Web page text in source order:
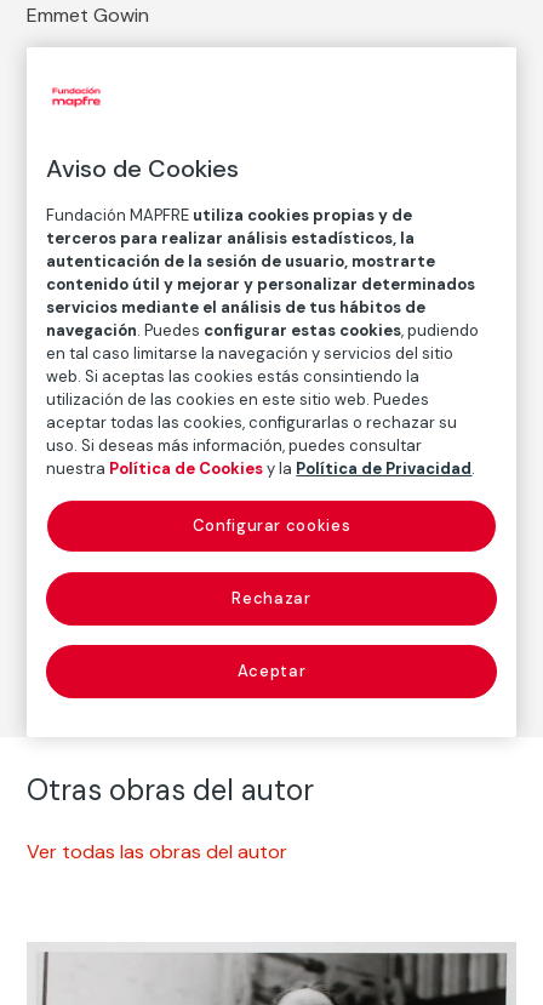
Emmet Gowin
Impresión digital con tintas sobre papel de algodón
Medidas mancha: 29,5 × 44,5 cm
Inventario
FM002450
Fecha
2012
Inscripción/Leyenda
8/14
Autor
Nacimiento: Virginia, 1941
Fotografía
Serie:Andalucía (2012)(Emmet Gowin)
Otras obras del autor
Ver todas las obras del autor
Aviso de Cookies
Fundación MAPFRE utiliza cookies propias y de
terceros para realizar análisis estadísticos, la
autenticación de la sesión de usuario, mostrarte
contenido útil y mejorar y personalizar determinados
servicios mediante el análisis de tus hábitos de
navegación. Puedes configurar estas cookies, pudiendo
en tal caso limitarse la navegación y servicios del sitio
web. Si aceptas las cookies estás consintiendo la
utilización de las cookies en este sitio web. Puedes
aceptar todas las cookies, configurarlas o rechazar su
uso. Si deseas más información, puedes consultar
nuestra Política de Cookiesy la Política de Privacidad.
Rechazar
Aceptar
Configurar cookies